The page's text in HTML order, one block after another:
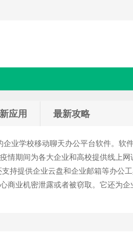
应用 最新攻略
企业学校移动聊天办公平台软件。软
情期间为各大企业和高校提供线上
持提供企业云盘和企业邮箱等办公
商业机密泄露或者被窃取。它还为